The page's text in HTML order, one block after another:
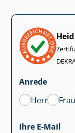
Anrede
Herr
Frau
Ihre E-Mail